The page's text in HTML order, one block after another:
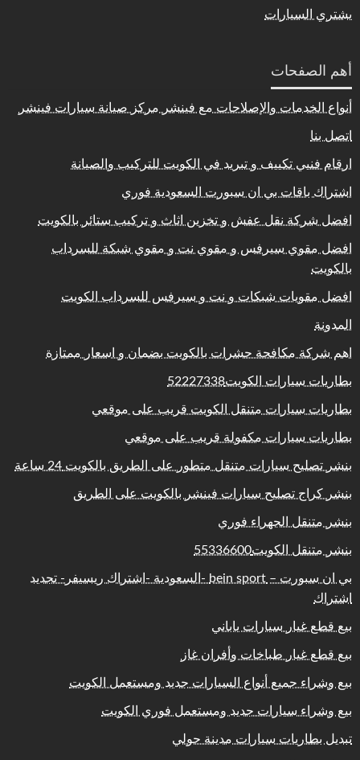
يشتري السيارات
أهم الصفحات
أنواع الخدمات والإصلاحات مع فينشر مركز صيانة سيارات فينشر
اتصل بنا
ارقام فنيي تكييف و تبريد في الكويت للتركيب والصيانة
اشتراك باقات بي ان سبورت السعودية فوري
افضل شركة نقل عفش و تخزين اثاث و تركيب ستائر بالكويت
افضل مقوي سيرفس و مقوي نت و مقوي شبكة للسرداب
بالكويت
افضل مقويات شبكات و نت و سيرفس للسرداب الكويت
المدونة
اهم شركة مكافحة حشرات بالكويت بضمان و اسعار ممتازة
بطاريات سيارات الكويت52227338
بطاريات سيارات متنقل الكويت قريب على موقعي
بطاريات سيارات مكفولة قريب على موقعي
بنشر تصليح سيارات متنقل متطور على الطريق بالكويت 24 ساعة
بنشر كراج تصليح سيارات فينشر بالكويت على الطريق
بنشر متنقل الجهراء فوري
بنشر متنقل الكويت55336600
بي ان سبورت – bein sport -السعودية -اشتراك ريسيفر- تجديد
اشتراك
بيع قطع غيار سيارات ياباني
بيع قطع غيار طباخات وأفران غاز
بيع وشراء جميع أنواع السيارات جديد ومستعمل الكويت
بيع وشراء سيارات جديد ومستعمل فوري الكويت
تبديل بطاريات سيارات مدينة حولي